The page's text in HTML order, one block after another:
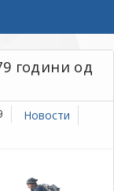
години од
Новости